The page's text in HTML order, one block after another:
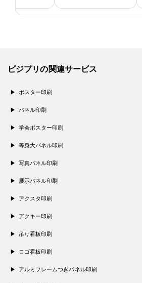
ビジプリの関連サービス
ポスター印刷
パネル印刷
学会ポスター印刷
等身大パネル印刷
写真パネル印刷
展示パネル印刷
アクスタ印刷
アクキー印刷
吊り看板印刷
ロゴ看板印刷
アルミフレームつきパネル印刷